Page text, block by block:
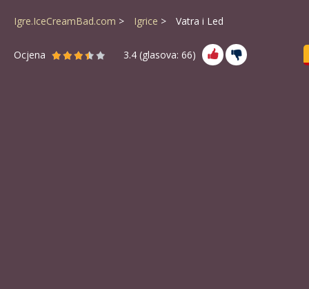
Igre.IceCreamBad.com Igrice Vatra i Led
Ocjena 3.4 (glasova: 66)